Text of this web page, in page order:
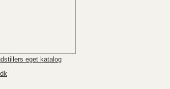
eget katalog